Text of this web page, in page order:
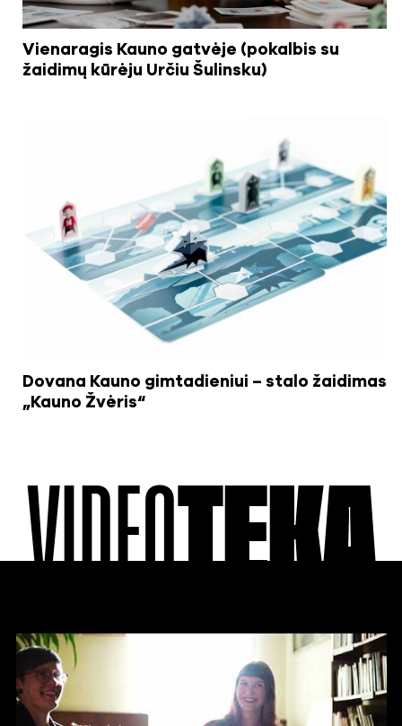
Vienaragis Kauno gatvėje (pokalbis su
žaidimų kūrėju Určiu Šulinsku)
Dovana Kauno gimtadieniui – stalo žaidimas
„Kauno Žvėris“
VIDEOTEKA